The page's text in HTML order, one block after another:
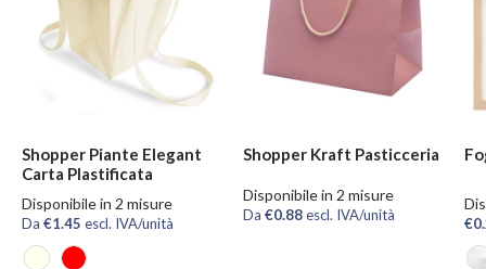
Shopper Piante Elegant
Carta Plastificata
Disponibile in 2 misure
Da €1.45 escl. IVA/unità
Shopper Kraft Pasticceria
Disponibile in 2 misure
Da €0.88escl. IVA/unità